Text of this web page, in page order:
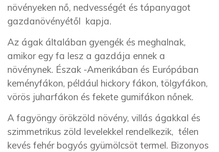
növényeken nő, nedvességét és tápanyagot
gazdanövényétől kapja.
Az ágak általában gyengék és meghalnak,
amikor egy fa lesz a gazdája ennek a
növénynek. Észak -Amerikában és Európában
keményfákon, például hickory fákon, tölgyfákon,
vörös juharfákon és fekete gumifákon nőnek.
A fagyöngy örökzöld növény, villás ágakkal és
szimmetrikus zöld levelekkel rendelkezik, télen
kevés fehér bogyós gyümölcsöt termel. Bizonyos